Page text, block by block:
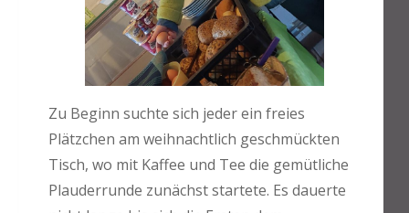
Zu Beginn suchte sich jeder ein freies
Plätzchen am weihnachtlich geschmückten
Tisch, wo mit Kaffee und Tee die gemütliche
Plauderrunde zunächst startete. Es dauerte